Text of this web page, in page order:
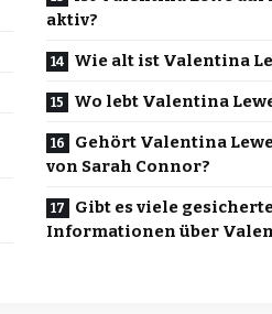
aktiv?
Wie alt ist Valentina
Wo lebt Valentina
Gehört Valentina
von Sarah Connor?
Gibt es viele
Informationen über